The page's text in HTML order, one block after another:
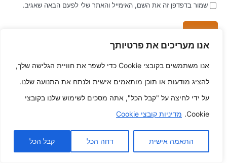
אנו מעריכים את פרטיותך
אנו משתמשים בקובצי Cookie כדי לשפר את חוויית הגלישה שלך,
להציג מודעות או תוכן מותאמים אישית ולנתח את התנועה שלנו.
על ידי לחיצה על "קבל הכל", אתה מסכים לשימוש שלנו בקובצי
Cookie. מדיניות קובצי Cookie
התאמה אישית דחה הכל קבל הכל
שמור בדפדפן זה את השם, האימייל והאתר שלי לפעם הבאה שאגיב.
פוסטים אחרונים
יצירת